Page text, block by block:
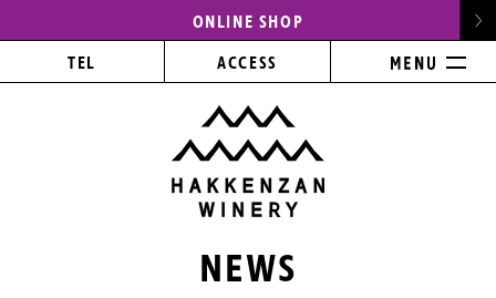
ONLINE SHOP
TEL ACCESS
NEWS